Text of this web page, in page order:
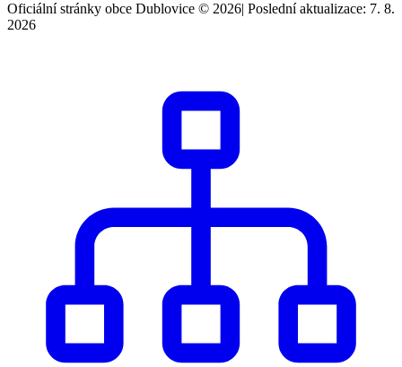
Oficiální stránky obce Dublovice © 2026| Poslední aktualizace: 7. 8.
2026